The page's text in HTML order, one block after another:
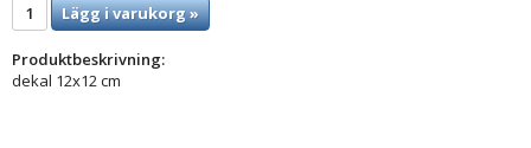
Lägg i varukorg »
Produktbeskrivning:
dekal 12x12 cm